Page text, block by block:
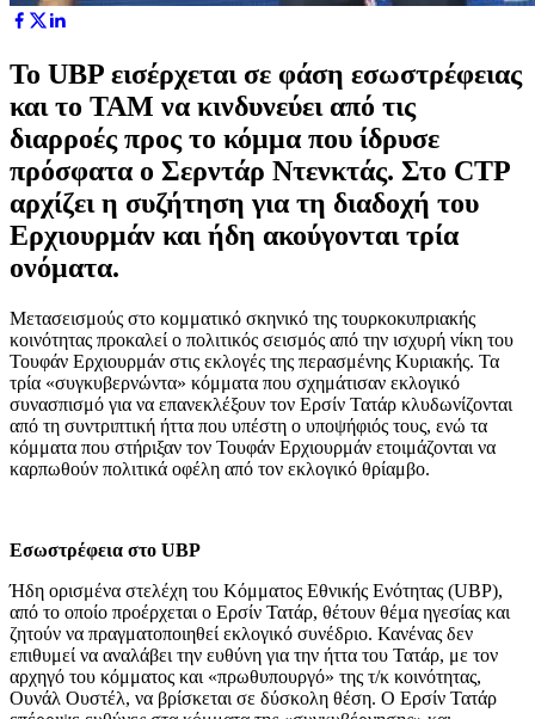
Το UBP εισέρχεται σε φάση εσωστρέφειας
και το ΤΑΜ να κινδυνεύει από τις
διαρροές προς το κόμμα που ίδρυσε
πρόσφατα ο Σερντάρ Ντενκτάς. Στο CTP
αρχίζει η συζήτηση για τη διαδοχή του
Ερχιουρμάν και ήδη ακούγονται τρία
ονόματα.
Μετασεισμούς στο κομματικό σκηνικό της τουρκοκυπριακής
κοινότητας προκαλεί ο πολιτικός σεισμός από την ισχυρή νίκη του
Τουφάν Ερχιουρμάν στις εκλογές της περασμένης Κυριακής. Τα
τρία «συγκυβερνώντα» κόμματα που σχημάτισαν εκλογικό
συνασπισμό για να επανεκλέξουν τον Ερσίν Τατάρ κλυδωνίζονται
από τη συντριπτική ήττα που υπέστη ο υποψήφιός τους, ενώ τα
κόμματα που στήριξαν τον Τουφάν Ερχιουρμάν ετοιμάζονται να
καρπωθούν πολιτικά οφέλη από τον εκλογικό θρίαμβο.
Εσωστρέφεια στο UBP
Ήδη ορισμένα στελέχη του Κόμματος Εθνικής Ενότητας (UBP),
από το οποίο προέρχεται ο Ερσίν Τατάρ, θέτουν θέμα ηγεσίας και
ζητούν να πραγματοποιηθεί εκλογικό συνέδριο. Κανένας δεν
επιθυμεί να αναλάβει την ευθύνη για την ήττα του Τατάρ, με τον
αρχηγό του κόμματος και «πρωθυπουργό» της τ/κ κοινότητας,
Ουνάλ Ουστέλ, να βρίσκεται σε δύσκολη θέση. Ο Ερσίν Τατάρ